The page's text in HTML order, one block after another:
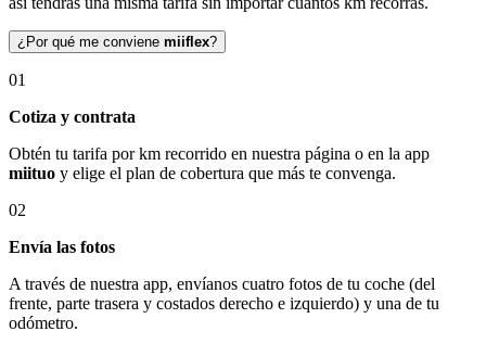
¿Por qué me conviene miiflex?
01
Cotiza y contrata
Obtén tu tarifa por km recorrido en nuestra página o en la app
miituo y elige el plan de cobertura que más te convenga.
02
Envía las fotos
A través de nuestra app, envíanos cuatro fotos de tu coche (del
frente, parte trasera y costados derecho e izquierdo) y una de tu
odómetro.